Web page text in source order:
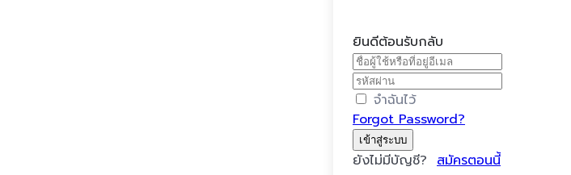
ยินดีต้อนรับกลับ
จำฉันไว้
Forgot Password?
เข้าสู่ระบบ
ยังไม่มีบัญชี? สมัครตอนนี้